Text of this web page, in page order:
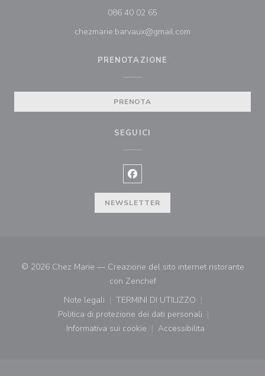
086 40 02 65
chezmarie.barvaux@gmail.com
PRENOTAZIONE
PRENOTA
SEGUICI
Facebook ((apre una nuova
NEWSLETTER
© 2026 Chez Marie — Creazione del sito internet ristorante
con Zenchef((apre una nuova finestra))
Note legali
((apre una nuova finestra))
TERMINI DI UTILIZZO
((apre una nuova finestra))
Politica di protezione dei dati personali
((apre una nuova finestra))
Informativa sui cookie
((apre una nuova finestra))
Accessibilita
((apre una nuova